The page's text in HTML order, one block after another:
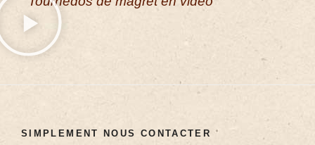
SIMPLEMENT NOUS CONTACTER